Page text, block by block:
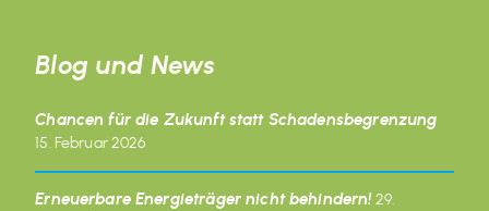
Blog und News
Chancen für die Zukunft statt Schadensbegrenzung
15. Februar 2026
Erneuerbare Energieträger nicht behindern! 29.